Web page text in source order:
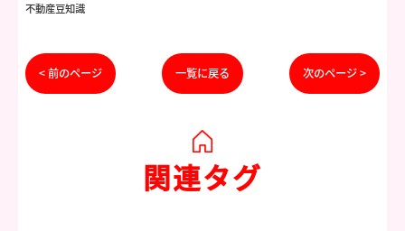
不動産豆知識
< 前のページ 一覧に戻る 次のページ >
関連タグ